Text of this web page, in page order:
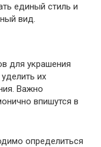
единый стиль и
вид.
для украшения
их
Важно
впишутся в
определиться